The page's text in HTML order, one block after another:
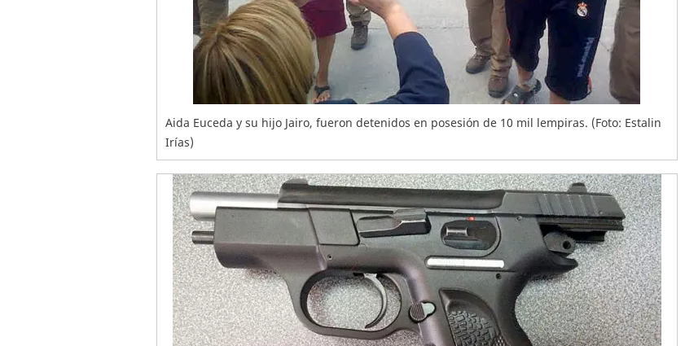
Aida Euceda y su hijo Jairo, fueron detenidos en posesión de 10 mil lempiras. (Foto: Estalin
Irías)